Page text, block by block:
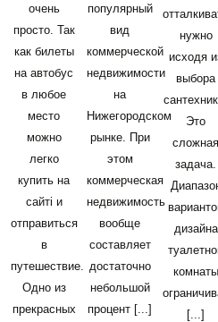
очень
просто. Так
как билеты
на автобус
в любое
место
можно
легко
купить на
сайті и
отправиться
в
путешествие.
Одно из
прекрасных
популярный
вид
коммерческой
недвижимости
на
Нижегородском
рынке. При
этом
коммерческая
недвижимость
вообще
составляет
достаточно
небольшой
процент [...]
нужно
исходя
выбора
Это
сложная
задача.
дизайна
комнаты
[...]